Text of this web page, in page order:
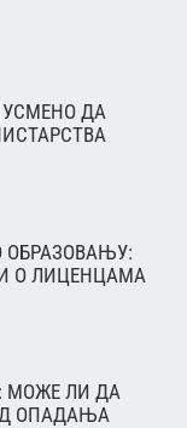
ДА
ОБРАЗОВАЊУ:
О ЛИЦЕНЦАМА
МОЖЕ ЛИ ДА
ОПАДАЊА